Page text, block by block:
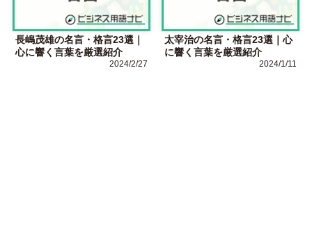
長嶋茂雄の名言・格言23選｜
心に響く言葉を厳選紹介
2024/2/27
太宰治の名言・格言23選｜心
に響く言葉を厳選紹介
2024/1/11